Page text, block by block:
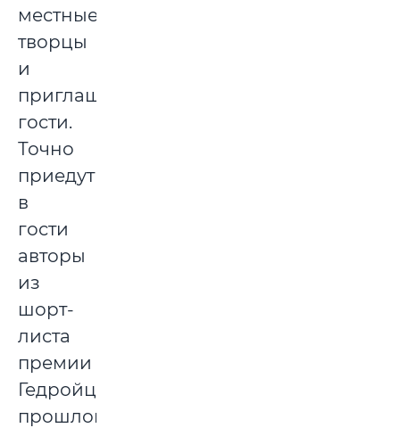
местные
творцы
и
приглашенные
гости.
Точно
приедут
в
гости
авторы
из
шорт-
листа
премии
Гедройца
прошлого